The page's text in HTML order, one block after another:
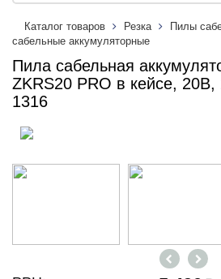
Каталог товаров Резка Пилы
сабельные аккумуляторные
Пила сабельная
ZKRS20 PRO в кейсе,
1316